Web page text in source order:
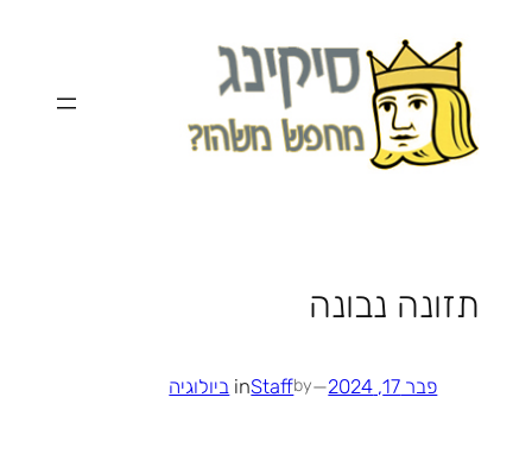
תזונה נבונה
פבר 17, 2024 —
by
Staff
in ביולוגיה